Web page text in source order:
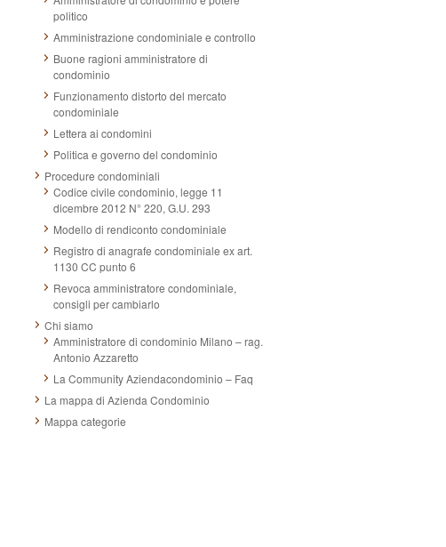
politico
Amministrazione condominiale e controllo
Buone ragioni amministratore di
condominio
Funzionamento distorto del mercato
condominiale
Lettera ai condomini
Politica e governo del condominio
Procedure condominiali
Codice civile condominio, legge 11
dicembre 2012 N° 220, G.U. 293
Modello di rendiconto condominiale
Registro di anagrafe condominiale ex art.
1130 CC punto 6
Revoca amministratore condominiale,
consigli per cambiarlo
Chi siamo
Amministratore di condominio Milano – rag.
Antonio Azzaretto
La Community Aziendacondominio – Faq
La mappa di Azienda Condominio
Mappa categorie